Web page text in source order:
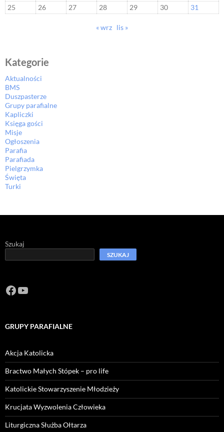
25
26 27 28 29 30 31
« wrz lis »
Kategorie
Aktualności
BMS
Duszpasterze
Grupy parafialne
Kapliczki
Księga gości
Misje
Ogłoszenia
Parafia
Parafiada
Pielgrzymka
Święta
Turki
Szukaj
SZUKAJ
Facebook
https://www.youtube.com/channel/
GRUPY PARAFIALNE
Akcja Katolicka
Bractwo Małych Stópek – pro life
Katolickie Stowarzyszenie Młodzieży
Krucjata Wyzwolenia Człowieka
Liturgiczna Służba Ołtarza